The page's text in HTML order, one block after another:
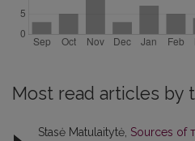
Most read articles by
Stasė Matulaitytė, Sources of